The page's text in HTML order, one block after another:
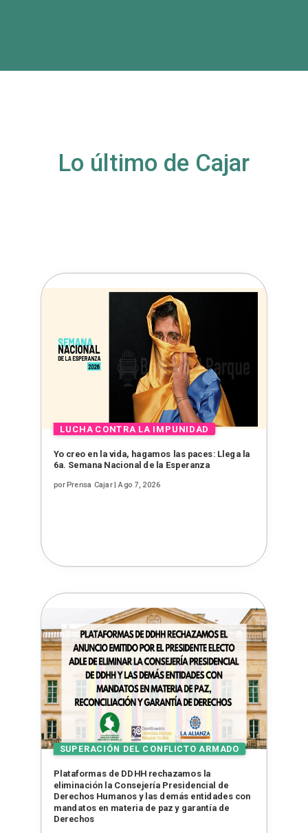
Lo último de Cajar
Yo creo en la vida, hagamos las paces: Llega la
6a. Semana Nacional de la Esperanza
porPrensa Cajar| Ago 7, 2026
Plataformas de DDHH rechazamos la
eliminación la Consejería Presidencial de
Derechos Humanos y las demás entidades con
mandatos en materia de paz y garantía de
Derechos